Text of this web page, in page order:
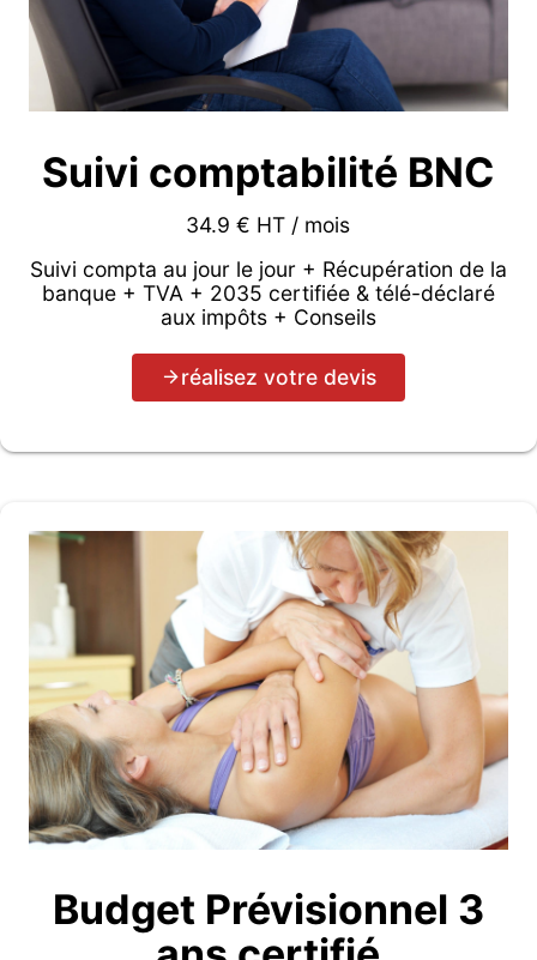
Suivi comptabilité BNC
34.9 € HT / mois
Suivi compta au jour le jour + Récupération de la
banque + TVA + 2035 certifiée & télé-déclaré
aux impôts + Conseils
réalisez votre devis
Budget Prévisionnel 3